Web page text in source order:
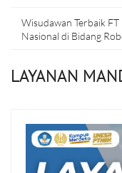
Wisudawan Terbaik
Nasional di Bidang
LAYANAN